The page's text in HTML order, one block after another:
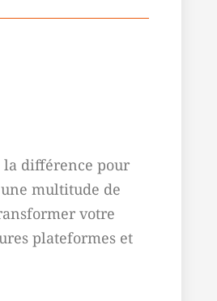
différence pour
multitude de
votre
plateformes et